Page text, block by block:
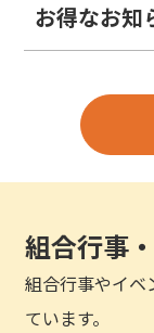
お得なお知
組合行事
組合行事やイベ
ています。